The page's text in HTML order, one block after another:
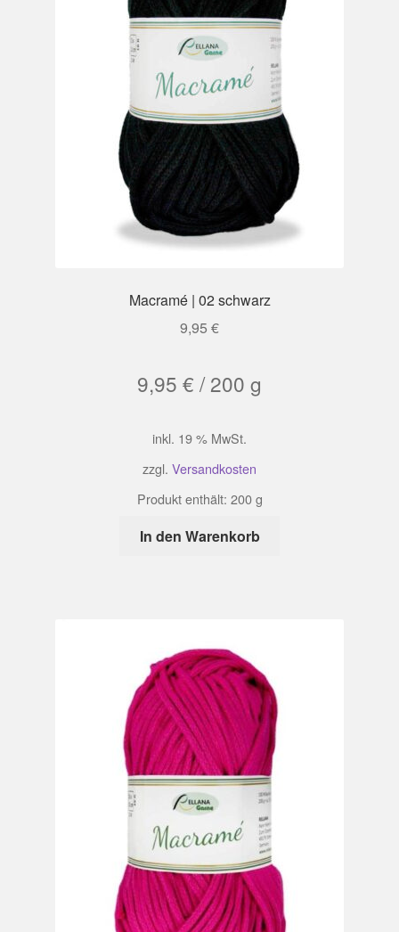
Macramé | 02 schwarz
9,95 €
9,95 € /200 g
inkl. 19 % MwSt.
zzgl. Versandkosten
Produkt enthält: 200g
In den Warenkorb